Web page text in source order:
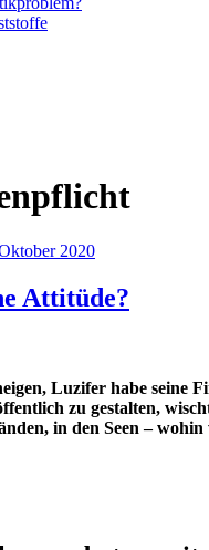
2020
Attitüde?
Luzifer habe seine
zu gestalten,
in den Seen –